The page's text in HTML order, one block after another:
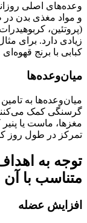
وعده‌های اصلی
و مواد مغذی بدن
(پروتئین،
زیادی دارد. برای
کبابی با برنج
میان‌وعده‌ها
میان‌وعده‌ها به
گرسنگی کمک
مغزها، ماست یا
تمرکز در طول روز
توجه به
متناسب با آن
افزایش عضله